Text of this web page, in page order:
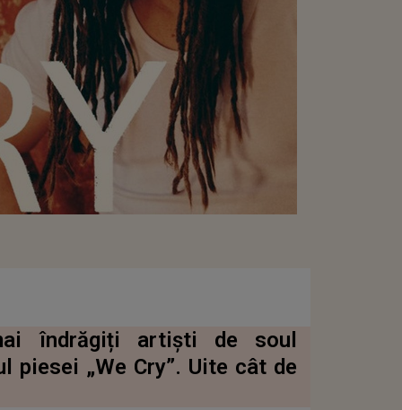
îndrăgiți artiști de soul
piesei „We Cry”. Uite cât de